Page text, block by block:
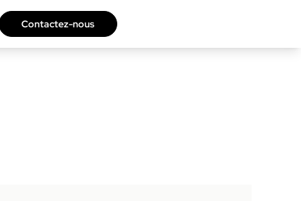
Contactez-nous